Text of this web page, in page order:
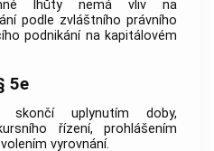
lhůty nemá vliv na
podle zvláštního právního
podnikání na kapitálovém
5e
skončí uplynutím doby,
řízení, prohlášením
vyrovnání.